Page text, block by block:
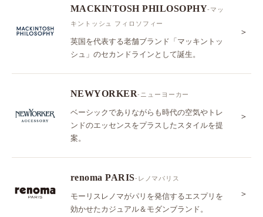
MACKINTOSH PHILOSOPHY-マッ
キントッシュ フィロソフィー
英国を代表する老舗ブランド「マッキントッ
シュ」のセカンドラインとして誕生。
＞
NEWYORKER-ニューヨーカー
ベーシックでありながらも時代の空気やトレ
ンドのエッセンスをプラスしたスタイルを提
案。
＞
renoma PARIS-レノマパリス
モーリスレノマがパリを発信するエスプリを
効かせたカジュアル＆モダンブランド。
＞